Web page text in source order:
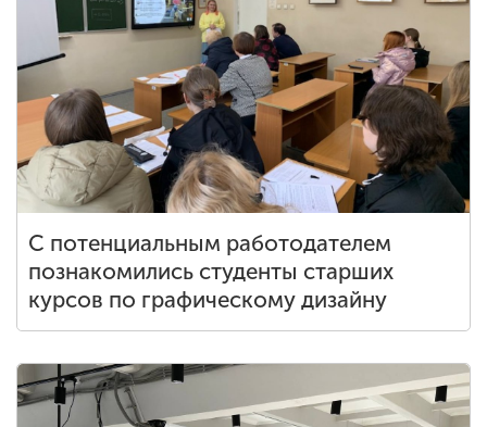
С потенциальным работодателем
познакомились студенты старших
курсов по графическому дизайну